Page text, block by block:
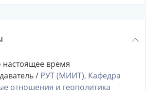
время
/ РУТ (МИИТ), Кафедра
отношения и геополитика